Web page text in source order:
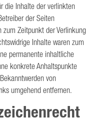
die Inhalte der verlinkten
der Seiten
Zeitpunkt der Verlinkung
Inhalte waren zum
permanente inhaltliche
konkrete Anhaltspunkte
von
umgehend entfernen.